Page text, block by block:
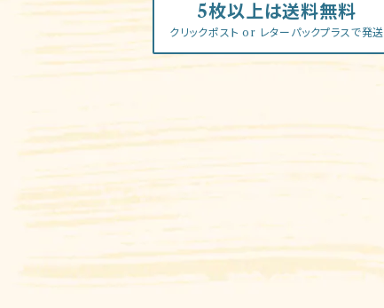
5枚以上は送料無料
クリックポスト or レターパックプラスで発送